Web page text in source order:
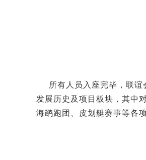
所有人员入座完毕，联谊
发展历史及项目板块，其中
海鹞跑团、皮划艇赛事等各